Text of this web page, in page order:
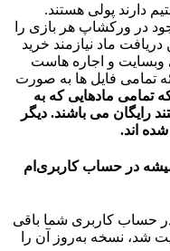
دارند پولی هستند.
در ورکشاپ هر بازی را
دریافت ماد نیازمند خرید
وبسایت و اجاره هاست
تمامی فایل ها به صورت
تمامی مادهایی که به
رایگان می باشند. دیگر
اند.
در حساب‌ کاربری‌ام
حساب کاربری شما باقی
شد، نسخه به‌روز آن را